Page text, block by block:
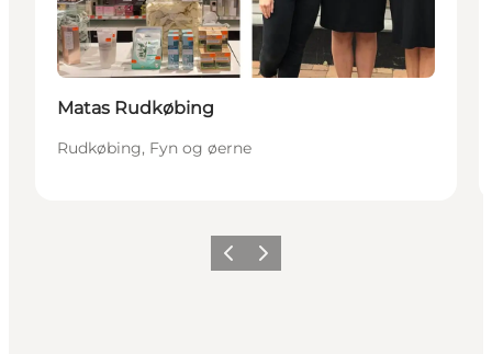
Matas Rudkøbing
Rudkøbing, Fyn og øerne
ForrigeNæste